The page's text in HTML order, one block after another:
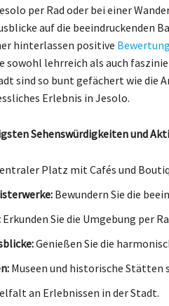
per Rad oder bei einer
auf die beeindruckenden
hinterlassen positive
sowohl lehrreich als auch
sind so bunt gefächert wie die
Erlebnis in Jesolo.
Sehenswürdigkeiten und
Platz mit Cafés und
Bewundern Sie die
Erkunden Sie die Umgebung per
Genießen Sie die
Museen und historische Stätten
an Erlebnissen in der Stadt.